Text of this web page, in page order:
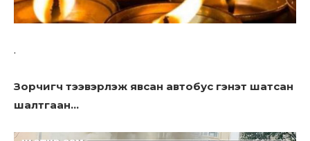
SUBSCRIBE
.
Зорчигч тээвэрлэж явсан автобус гэнэт шатсан
шалтгаан…